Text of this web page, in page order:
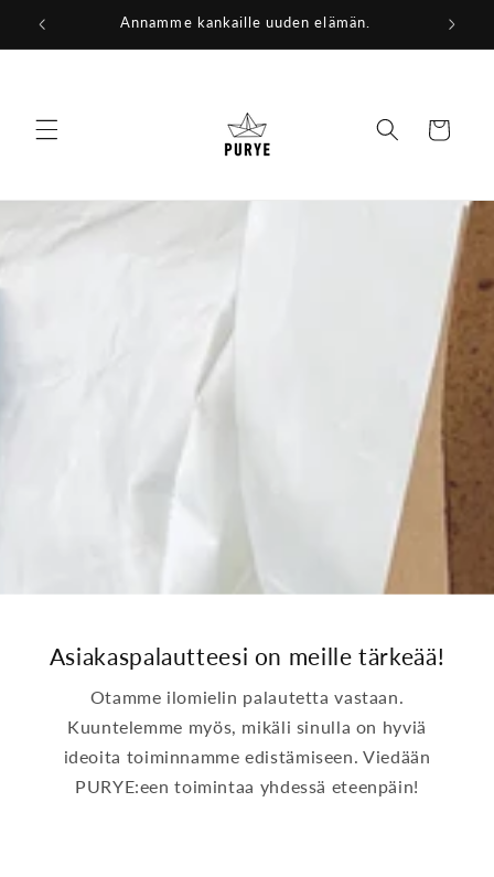
siirry
Annamme kankaille uuden elämän.
Ostoskori
Asiakaspalautteesi on meille tärkeää!
Otamme ilomielin palautetta vastaan.
Kuuntelemme myös, mikäli sinulla on hyviä
ideoita toiminnamme edistämiseen. Viedään
PURYE:een toimintaa yhdessä eteenpäin!